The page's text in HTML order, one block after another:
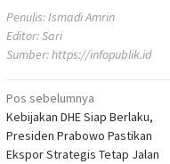
Penulis: Ismadi Amrin
Editor: Sari
Sumber:https://infopublik.id
Navigasi
pos
Pos sebelumnya
Kebijakan DHE Siap Berlaku,
Presiden Prabowo Pastikan
Ekspor Strategis Tetap Jalan